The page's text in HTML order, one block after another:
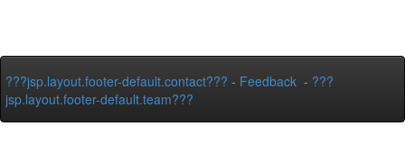
???jsp.layout.footer-default.contact??? - Feedback - ???
jsp.layout.footer-default.team???